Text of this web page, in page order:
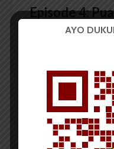
Episode 4:
Redaksi 1 menit
AYO